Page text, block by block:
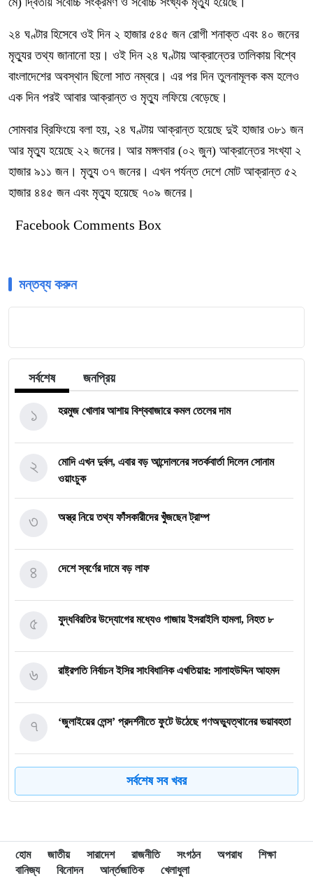
২৪ ঘণ্টার হিসেবে ওই দিন ২ হাজার ৫৪৫ জন রোগী শনাক্ত এবং ৪০ জনের
মৃত্যুর তথ্য জানানো হয়। ওই দিন ২৪ ঘণ্টায় আক্রান্তের তালিকায় বিশ্বে
বাংলাদেশের অবস্থান ছিলো সাত নম্বরে। এর পর দিন তুলনামূলক কম হলেও
এক দিন পরই আবার আক্রান্ত ও মৃত্যু লফিয়ে বেড়েছে।
সোমবার ব্রিফিংয়ে বলা হয়, ২৪ ঘণ্টায় আক্রান্ত হয়েছে দুই হাজার ৩৮১ জন
আর মৃত্যু হয়েছে ২২ জনের। আর মঙ্গলবার (০২ জুন) আক্রান্তের সংখ্যা ২
হাজার ৯১১ জন। মৃত্যু ৩৭ জনের। এখন পর্যন্ত দেশে মোট আক্রান্ত ৫২
হাজার ৪৪৫ জন এবং মৃত্যু হয়েছে ৭০৯ জনের।
Facebook Comments Box
মন্তব্য করুন
সর্বশেষ জনপ্রিয়
হরমুজ খোলার আশায় বিশ্ববাজারে কমল তেলের দাম
১
মোদি এখন দুর্বল, এবার বড় আন্দোলনের সতর্কবার্তা দিলেন সোনাম
ওয়াংচুক
২
অস্ত্র নিয়ে তথ্য ফাঁসকারীদের খুঁজছেন ট্রাম্প
৩
দেশে স্বর্ণের দামে বড় লাফ
৪
যুদ্ধবিরতির উদ্যোগের মধ্যেও গাজায় ইসরাইলি হামলা, নিহত ৮
৫
রাষ্ট্রপতি নির্বাচন ইসির সাংবিধানিক এখতিয়ার: সালাহউদ্দিন আহমদ
৬
‘জুলাইয়ের লেন্স’ প্রদর্শনীতে ফুটে উঠেছে গণঅভ্যুত্থানের ভয়াবহতা
৭
জনগণ আপনাকে স্বাগত জানাতে প্রস্তুত, কীভাবে আসবেন আসেন:
ইরানে হামলার পরিকল্পনা বাতিল করলেন ট্রাম্প
সর্বশেষ সব খবর
হোম জাতীয় সারাদেশ রাজনীতি সংগঠন অপরাধ
শিক্ষা
বানিজ্য
বিনোদন আর্ন্তজাতিক খেলাধুলা